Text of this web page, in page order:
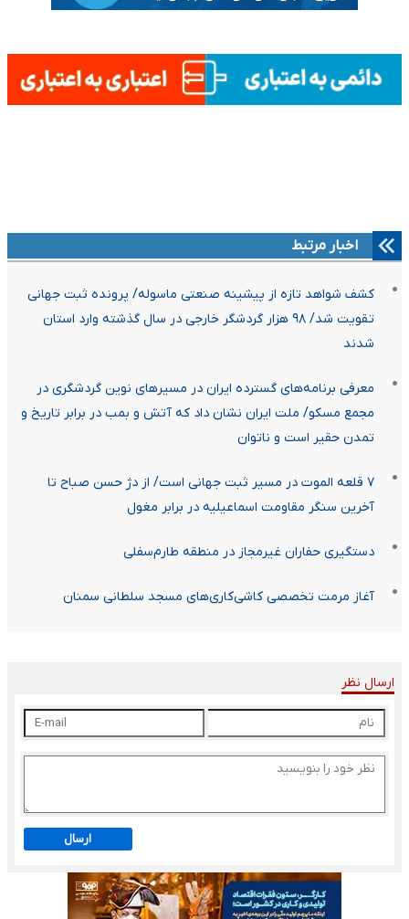
اخبار مرتبط
کشف شواهد تازه از پیشینه صنعتی ماسوله/ پرونده ثبت جهانی
تقویت شد/ ۹۸ هزار گردشگر خارجی در سال گذشته وارد استان
شدند
معرفی برنامه‌های گسترده ایران در مسیرهای نوین گردشگری در
مجمع مسکو/ ملت ایران نشان داد که آتش و بمب در برابر تاریخ و
‌تمدن حقیر است و ناتوان
۷ قلعه الموت در مسیر ثبت جهانی است/ از دژ حسن صباح تا
آخرین سنگر مقاومت اسماعیلیه در برابر مغول
دستگیری حفاران غیرمجاز در منطقه طارم‌سفلی
آغاز مرمت تخصصی کاشی‌کاری‌های مسجد سلطانی سمنان
ارسال نظر
ارسال